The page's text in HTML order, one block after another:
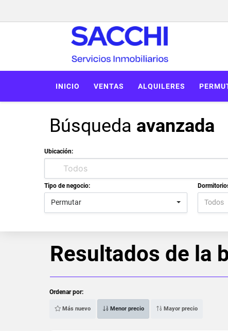
INICIO VENTAS ALQUILERES
Búsqueda avanzada
Ubicación:
Tipo de negocio:
Permutar Todos
Resultados de la
Ordenar por:
Más nuevo Menor precio Mayor precio